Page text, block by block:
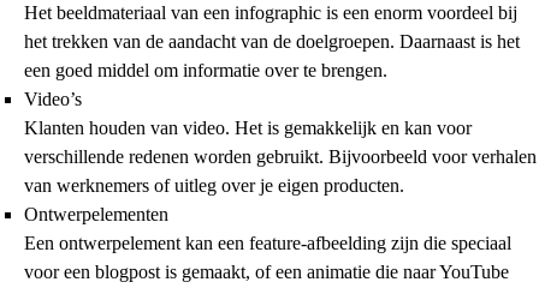
Het beeldmateriaal van een infographic is een enorm voordeel bij
het trekken van de aandacht van de doelgroepen. Daarnaast is het
een goed middel om informatie over te brengen.
Video’s
Klanten houden van video. Het is gemakkelijk en kan voor
verschillende redenen worden gebruikt. Bijvoorbeeld voor verhalen
van werknemers of uitleg over je eigen producten.
Ontwerpelementen
Een ontwerpelement kan een feature-afbeelding zijn die speciaal
voor een blogpost is gemaakt, of een animatie die naar YouTube